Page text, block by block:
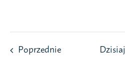
PoprzednieWydarzeniaDzisiaj